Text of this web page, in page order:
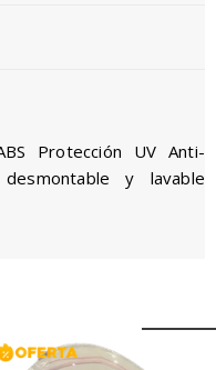
Protección UV Anti-
y lavable